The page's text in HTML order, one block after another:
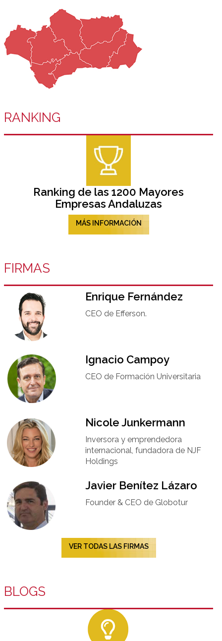
RANKING
Ranking de las 1200 Mayores
Empresas Andaluzas
MÁS INFORMACIÓN
FIRMAS
Enrique Fernández
CEO de Efferson.
Ignacio Campoy​
CEO de Formación Universitaria​
Nicole Junkermann​
Inversora y emprendedora
internacional, fundadora de NJF
Holdings
Javier Benítez Lázaro
Founder & CEO de Globotur​
VER TODAS LAS FIRMAS
BLOGS